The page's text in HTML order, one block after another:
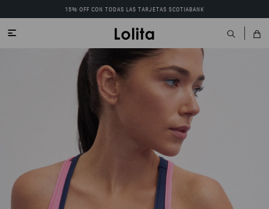
15% OFF CON TODAS LAS TARJETAS SCOTIABANK
